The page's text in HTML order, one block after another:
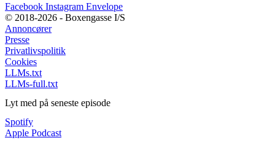
Facebook Instagram Envelope
© 2018-2026 - Boxengasse I/S
Annoncører
Presse
Privatlivspolitik
Cookies
LLMs.txt
LLMs-full.txt
Lyt med på seneste episode
Spotify
Apple Podcast